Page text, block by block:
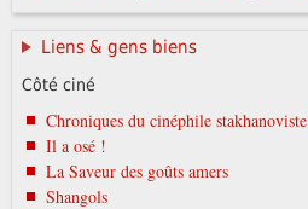
Liens & gens biens
Côté ciné
Chroniques du cinéphile stakhanoviste
Il a osé !
La Saveur des goûts amers
Shangols